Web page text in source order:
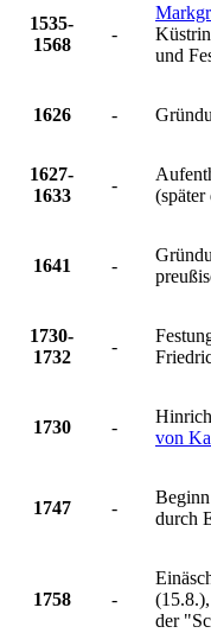
1535-
1568
-
und
1626 -
1627-
1633
-
1641 -
1730-
1732
-
1730 -
von
1747 -
durch
1758 -
der